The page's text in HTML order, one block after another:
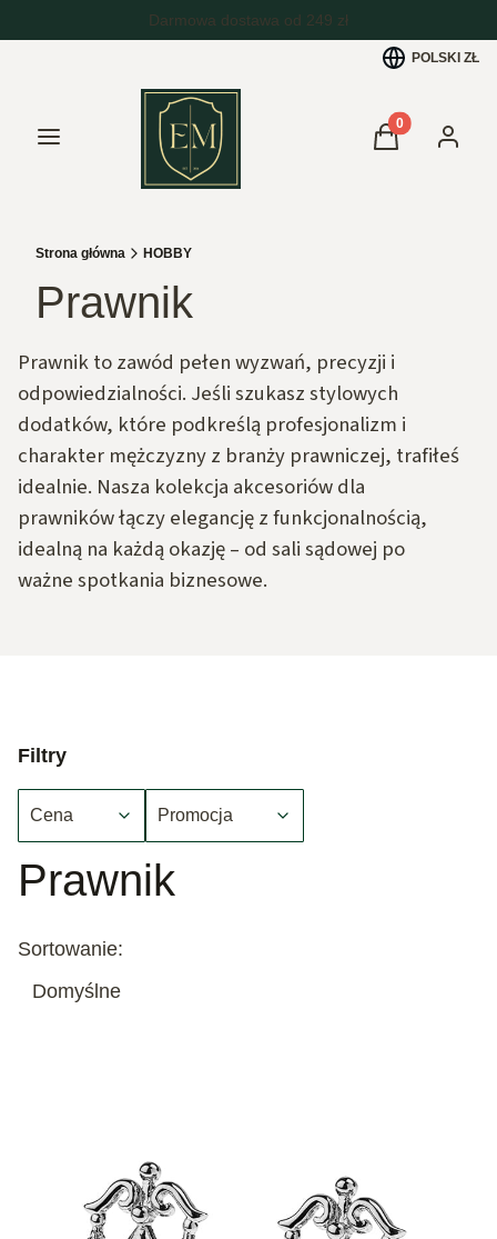
POLSKI ZŁ
Menu Produkty w
Koszyk Zaloguj
Strona główna HOBBY
Prawnik
Prawnik to zawód pełen wyzwań, precyzji i
odpowiedzialności. Jeśli szukasz stylowych
dodatków, które podkreślą profesjonalizm i
charakter mężczyzny z branży prawniczej, trafiłeś
idealnie. Nasza kolekcja akcesoriów dla
prawników łączy elegancję z funkcjonalnością,
idealną na każdą okazję – od sali sądowej po
ważne spotkania biznesowe.
Filtry
Cena Promocja
Koniec filtrów
Prawnik
Lista produktów
Sortowanie:
Domyślne